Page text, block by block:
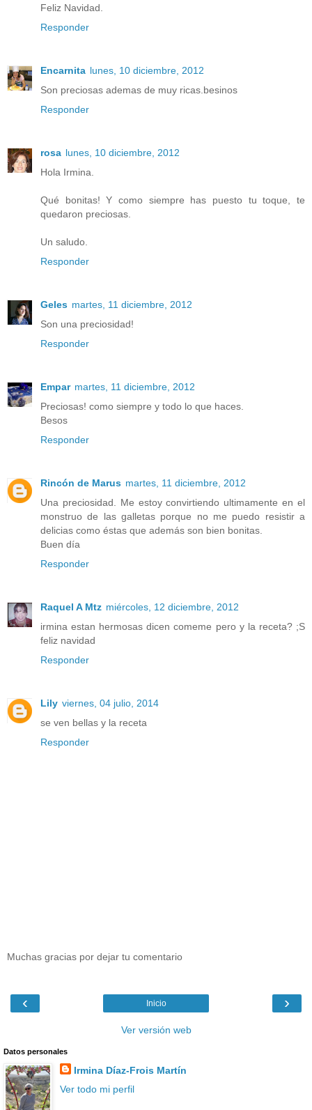
Feliz Navidad.
Responder
Encarnita lunes, 10 diciembre, 2012
Son preciosas ademas de muy ricas.besinos
Responder
rosa lunes, 10 diciembre, 2012
Hola Irmina.
Qué bonitas! Y como siempre has puesto tu toque, te
quedaron preciosas.
Un saludo.
Responder
Geles martes, 11 diciembre, 2012
Son una preciosidad!
Responder
Empar martes, 11 diciembre, 2012
Preciosas! como siempre y todo lo que haces.
Besos
Responder
Rincón de Marus martes, 11 diciembre, 2012
Una preciosidad. Me estoy convirtiendo ultimamente en el
monstruo de las galletas porque no me puedo resistir a
delicias como éstas que además son bien bonitas.
Buen día
Responder
Raquel A Mtz miércoles, 12 diciembre, 2012
irmina estan hermosas dicen comeme pero y la receta? ;S
feliz navidad
Responder
Lily viernes, 04 julio, 2014
se ven bellas y la receta
Responder
Muchas gracias por dejar tu comentario
‹ ›
Inicio
Ver versión web
Datos personales
Irmina Díaz-Frois Martín
Ver todo mi perfil